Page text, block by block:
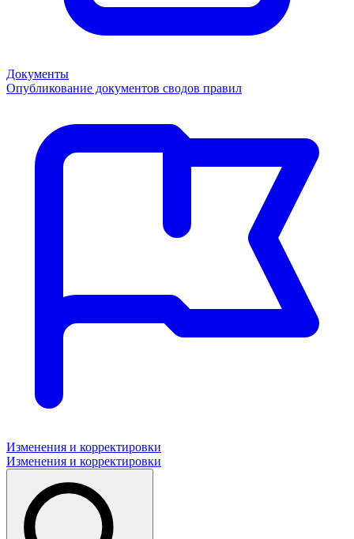
Документы
Опубликование документов сводов правил
Изменения и корректировки
Изменения и корректировки